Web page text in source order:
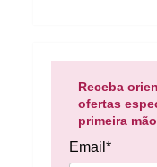
Receba
ofertas
primeira mão
Email*